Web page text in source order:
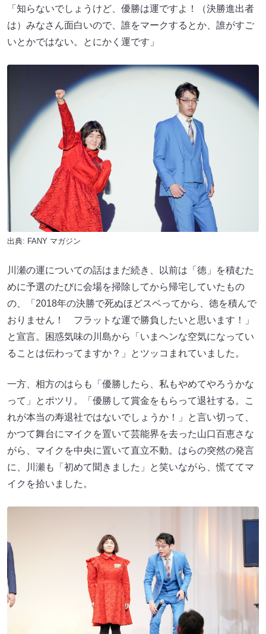
「知らないでしょうけど、優勝は運ですよ！（決勝進出者
は）みなさん面白いので、誰をマークするとか、誰がすご
いとかではない。とにかく運です」
出典: FANY マガジン
川瀬の運についての話はまだ続き、以前は「徳」を積むた
めに予選のたびに会場を掃除してから帰宅していたもの
の、「2018年の決勝で死ぬほどスベってから、徳を積んで
おりません！ フラットな運で勝負したいと思います！」
と宣言。困惑気味の川島から「いまヘンな空気になってい
ることは伝わってますか？」とツッコまれていました。
一方、相方のはらも「優勝したら、私もやめてやろうかな
って」とポツリ。「優勝して賞金をもらって退社する。こ
れが本当の寿退社ではないでしょうか！」と言い切って、
かつて舞台にマイクを置いて芸能界を去った山口百恵さな
がら、マイクを中央に置いて直立不動。はらの突然の発言
に、川瀬も「初めて聞きました」と笑いながら、慌ててマ
イクを拾いました。